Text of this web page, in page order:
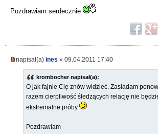
Pozdrawiam serdecznie
napisał(a) ines » 09.04.2011 17:40
krombocher napisał(a):
O jak fajnie Cię znów widzieć. Zasiadam
razem cierpliwość śledzących relację nie
ekstremalne próby
Pozdrawiam